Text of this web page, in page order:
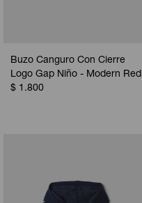
Buzo Canguro Con Cierre
Logo Gap Niño - Modern Red
$ 1.800